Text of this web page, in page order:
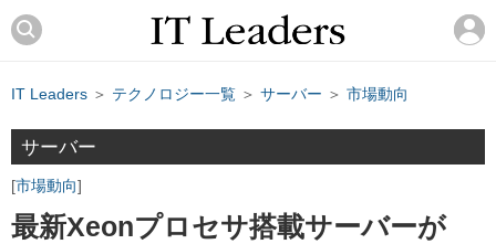
IT Leaders ＞ テクノロジー一覧 ＞ サーバー ＞ 市場動向
サーバー
市場動向
最新Xeonプロセサ搭載サーバーが